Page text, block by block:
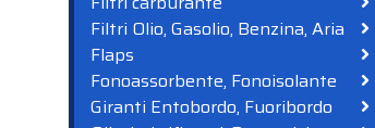
Filtri Olio, Gasolio, Benzina, Aria
Flaps
Fonoassorbente, Fonoisolante
Giranti Entobordo, Fuoribordo